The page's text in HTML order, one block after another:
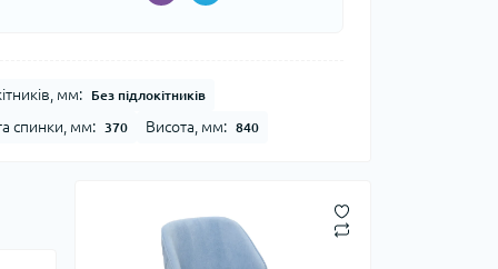
мм: Без підлокітників
спинки, мм: 370 Висота, мм: 840